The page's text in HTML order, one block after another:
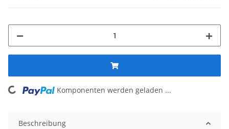
Komponenten werden geladen ...
Beschreibung